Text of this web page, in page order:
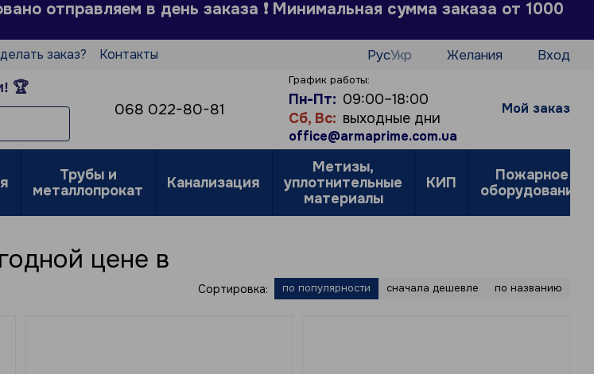
отправляем в день заказа ❗ Минимальная сумма заказа от 1000
заказ?
Контакты
РусУкр Желания Вход
🏆
068 022-80-81
График работы:
Пн-Пт: 09:00–18:00
Сб, Вс: выходные дни
office@armaprime.com.ua
Мой заказ
Трубы и
металлопрокат
Канализация
Метизы,
уплотнительные
материалы
КИП
Пожарное
оборудование
цене в
Сортировка: по популярности сначала дешевле по названию